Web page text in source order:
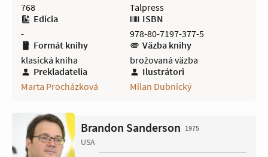
768
Talpress
Edícia
-
ISBN
978-80-7197-377-5
Formát knihy
klasická kniha
Väzba knihy
brožovaná väzba
Prekladatelia
Marta Procházková
Ilustrátori
Milan Dubnický
Brandon Sanderson 1975
USA